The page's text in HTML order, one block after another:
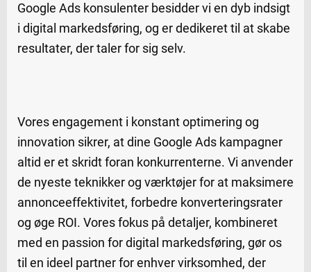
Google Ads konsulenter besidder vi en dyb indsigt
i digital markedsføring, og er dedikeret til at skabe
resultater, der taler for sig selv.
Vores engagement i konstant optimering og
innovation sikrer, at dine Google Ads kampagner
altid er et skridt foran konkurrenterne. Vi anvender
de nyeste teknikker og værktøjer for at maksimere
annonceeffektivitet, forbedre konverteringsrater
og øge ROI. Vores fokus på detaljer, kombineret
med en passion for digital markedsføring, gør os
til en ideel partner for enhver virksomhed, der